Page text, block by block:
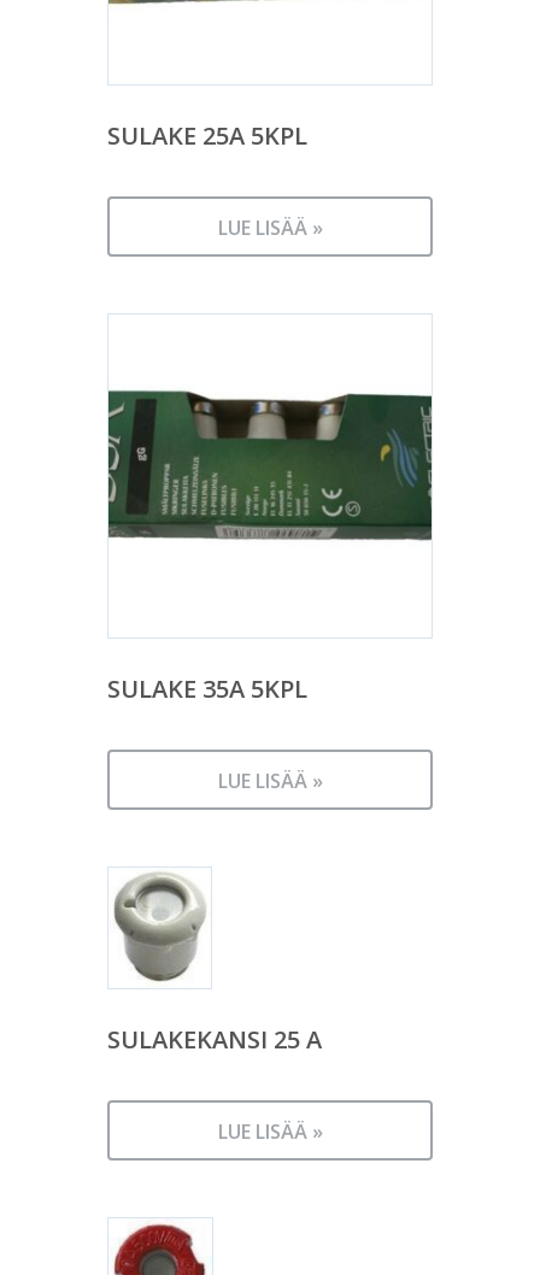
SULAKE 25A 5KPL
LUE LISÄÄ »
SULAKE 35A 5KPL
LUE LISÄÄ »
SULAKEKANSI 25 A
LUE LISÄÄ »